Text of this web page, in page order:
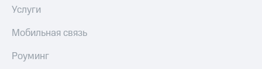
Услуги
Мобильная связь
Роуминг